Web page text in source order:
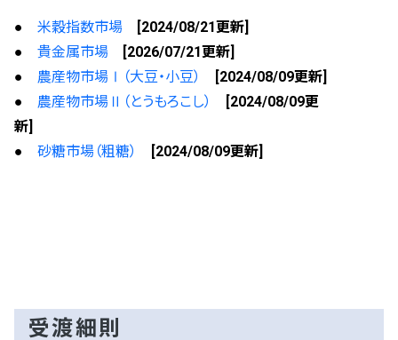
粗糖
システム障害等の発生履歴
有料会員専用情報
● 米穀指数市場
[2024/08/21更新]
● 貴金属市場
[2026/07/21更新]
● 農産物市場Ⅰ（大豆・小豆）
[2024/08/09更新]
● 農産物市場Ⅱ（とうもろこし）
[2024/08/09更
新]
● 砂糖市場（粗糖） [2024/08/09更新]
受渡細則